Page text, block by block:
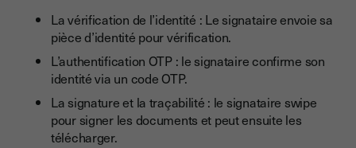
La vérification de l’identité : Le signataire envoie sa
pièce d’identité pour vérification.
L’authentification OTP : le signataire confirme son
identité via un code OTP.
La signature et la traçabilité : le signataire swipe
pour signer les documents et peut ensuite les
télécharger.